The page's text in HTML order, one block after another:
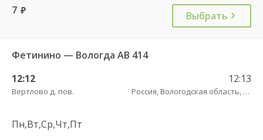
7 руб. Выбрать
Фетинино — Вологда АВ 414
12:12
Вертлово д. пов.
12:13
Россия, Вологодская область, 19-220ОПМЗ19Н-105 трасса
Пн,Вт,Ср,Чт,Пт